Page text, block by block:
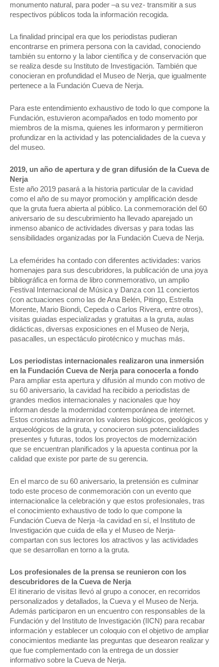
monumento natural, para poder –a su vez- transmitir a sus
respectivos públicos toda la información recogida.
La finalidad principal era que los periodistas pudieran
encontrarse en primera persona con la cavidad, conociendo
también su entorno y la labor científica y de conservación que
se realiza desde su Instituto de Investigación. También que
conocieran en profundidad el Museo de Nerja, que igualmente
pertenece a la Fundación Cueva de Nerja.
Para este entendimiento exhaustivo de todo lo que compone la
Fundación, estuvieron acompañados en todo momento por
miembros de la misma, quienes les informaron y permitieron
profundizar en la actividad y las potencialidades de la cueva y
del museo.
2019, un año de apertura y de gran difusión de la Cueva de
Nerja
Este año 2019 pasará a la historia particular de la cavidad
como el año de su mayor promoción y amplificación desde
que la gruta fuera abierta al público. La conmemoración del 60
aniversario de su descubrimiento ha llevado aparejado un
inmenso abanico de actividades diversas y para todas las
sensibilidades organizadas por la Fundación Cueva de Nerja.
La efemérides ha contado con diferentes actividades: varios
homenajes para sus descubridores, la publicación de una joya
bibliográfica en forma de libro conmemorativo, un amplio
Festival Internacional de Música y Danza con 11 conciertos
(con actuaciones como las de Ana Belén, Pitingo, Estrella
Morente, Mario Biondi, Cepeda o Carlos Rivera, entre otros),
visitas guiadas especializadas y gratuitas a la gruta, aulas
didácticas, diversas exposiciones en el Museo de Nerja,
pasacalles, un espectáculo pirotécnico y muchas más.
Los periodistas internacionales realizaron una inmersión
en la Fundación Cueva de Nerja para conocerla a fondo
Para ampliar esta apertura y difusión al mundo con motivo de
su 60 aniversario, la cavidad ha recibido a periodistas de
grandes medios internacionales y nacionales que hoy
informan desde la modernidad contemporánea de internet.
Estos cronistas admiraron los valores biológicos, geológicos y
arqueológicos de la gruta, y conocieron sus potencialidades
presentes y futuras, todos los proyectos de modernización
que se encuentran planificados y la apuesta continua por la
calidad que existe por parte de su gerencia.
En el marco de su 60 aniversario, la pretensión es culminar
todo este proceso de conmemoración con un evento que
internacionalice la celebración y que estos profesionales, tras
el conocimiento exhaustivo de todo lo que compone la
Fundación Cueva de Nerja -la cavidad en sí, el Instituto de
Investigación que cuida de ella y el Museo de Nerja-
compartan con sus lectores los atractivos y las actividades
que se desarrollan en torno a la gruta.
Los profesionales de la prensa se reunieron con los
descubridores de la Cueva de Nerja
El itinerario de visitas llevó al grupo a conocer, en recorridos
personalizados y detallados, la Cueva y el Museo de Nerja.
Además participaron en un encuentro con responsables de la
Fundación y del Instituto de Investigación (IICN) para recabar
información y establecer un coloquio con el objetivo de ampliar
conocimientos mediante las preguntas que desearon realizar y
que fue complementado con la entrega de un dossier
informativo sobre la Cueva de Nerja.